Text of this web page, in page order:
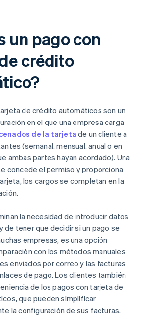
un pago con
crédito
de crédito automáticos son un
en el que una empresa carga
de la tarjeta de un cliente a
(semanal, mensual, anual o en
ambas partes hayan acordado). Una
concede el permiso y proporciona
los cargos se completan en la
la necesidad de introducir datos
de tener que decidir si un pago se
empresas, es una opción
con los métodos manuales
enviados por correo y las facturas
de pago. Los clientes también
de los pagos con tarjeta de
que pueden simplificar
la configuración de sus facturas.